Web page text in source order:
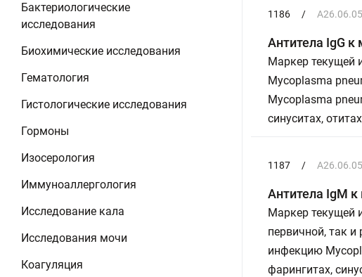
Бактериологические
исследования
Биохимические исследования
Гематология
Гистологические исследования
Гормоны
Изосерология
Иммуноаллергология
Исследование кала
Исследования мочи
Коагуляция
1186 /
Антитела IgG
Маркер текущей
Mycoplasma
Mycoplasma
синуситах,
1187 /
Антитела IgM
Маркер текущей
первичной, так
инфекцию
фарингитах,